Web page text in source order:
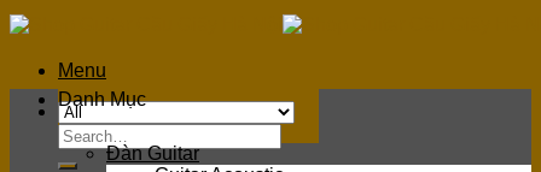
Skip
to
contentMenu
Search
for:
Danh Mục
Đàn Guitar